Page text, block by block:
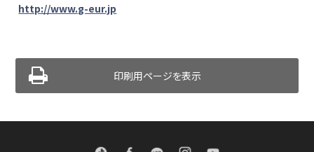
http://www.g-eur.jp
印刷用ページを表示
TikTok FacebookLINE